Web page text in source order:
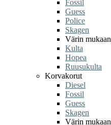
Fossil
Guess
Police
Skagen
Värin mukaan
Kulta
Hopea
Ruusukulta
Korvakorut
Diesel
Fossil
Guess
Skagen
Värin mukaan